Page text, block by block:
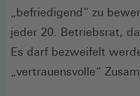
„befriedigend“ zu
jeder 20. Betriebsrat,
Es darf bezweifelt
„vertrauensvolle“